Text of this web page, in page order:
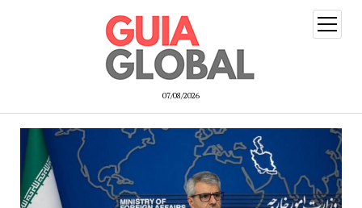
07/08/2026
open
menu
Guia
Global